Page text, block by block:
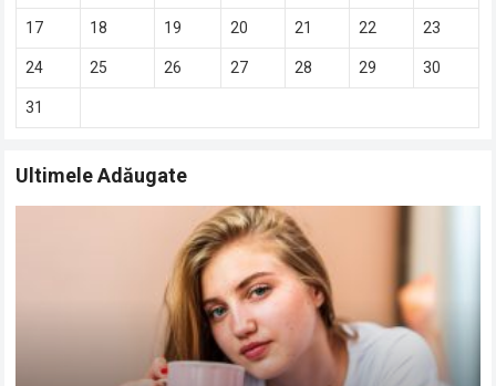
17 18 19 20 21 22 23
24 25 26 27 28 29 30
31
Ultimele Adăugate